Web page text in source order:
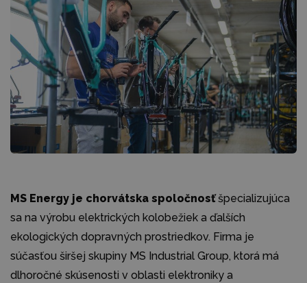
MS Energy je chorvátska spoločnosťšpecializujúca
sa na výrobu elektrických kolobežiek a ďalších
ekologických dopravných prostriedkov. Firma je
súčasťou širšej skupiny MS Industrial Group, ktorá má
dlhoročné skúsenosti v oblasti elektroniky a